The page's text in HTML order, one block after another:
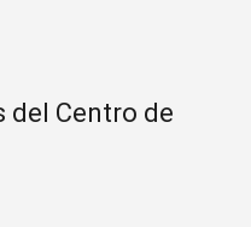
del Centro de